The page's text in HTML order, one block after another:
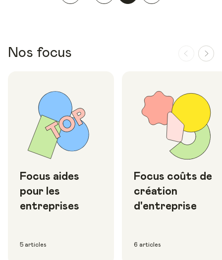
Nos focus
Focus aides
pour les
entreprises
5 articles
Focus coûts de
création
d'entreprise
6 articles